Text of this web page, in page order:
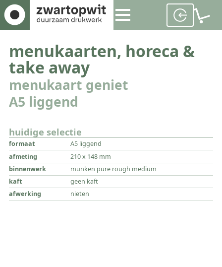
menukaarten, horeca &
take away
menukaart geniet
A5 liggend
huidige selectie
formaat
A5 liggend
afmeting
210 x 148 mm
binnenwerk
munken pure rough medium
kaft
geen kaft
afwerking
nieten